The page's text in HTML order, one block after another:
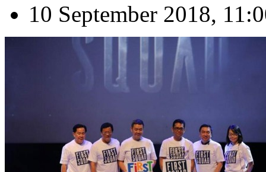
10 September 2018,